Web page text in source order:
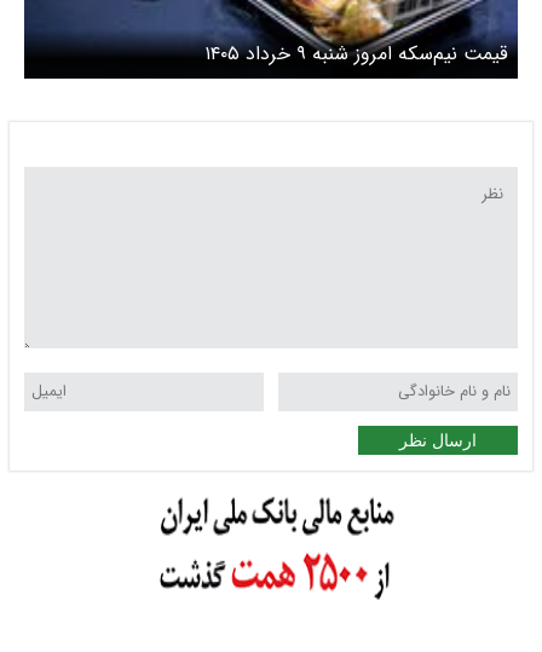
قیمت نیم‌سکه امروز شنبه ۹ خرداد ۱۴۰۵
ارسال نظر